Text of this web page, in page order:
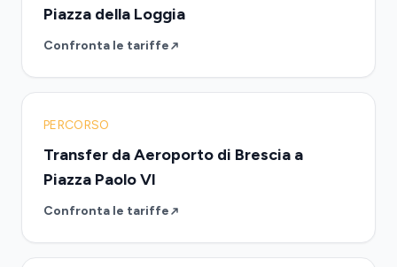
Piazza della Loggia
Confronta le tariffe
PERCORSO
Transfer da Aeroporto di Brescia a
Piazza Paolo VI
Confronta le tariffe